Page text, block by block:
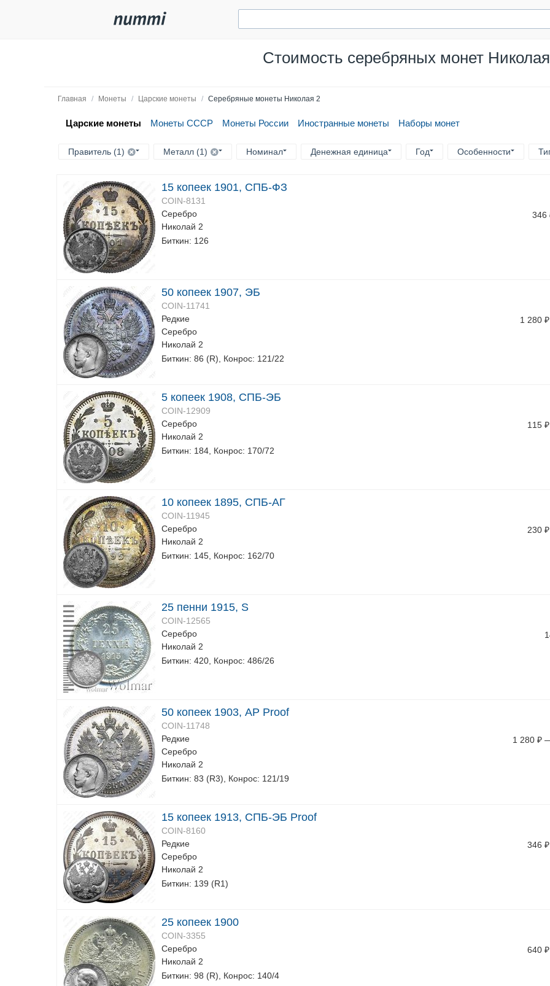
Стоимость серебряных монет
Главная / Монеты / Царские монеты / Серебряные монеты Николая 2
Царские монеты Монеты СССР Монеты России Иностранные монеты Наборы монет
Правитель (1) Металл (1) Номинал Денежная единица Год Особенности
15 копеек 1901, СПБ-ФЗ
COIN-8131
Серебро
Николай 2
Биткин: 126
346
50 копеек 1907, ЭБ
COIN-11741
Редкие
Серебро
Николай 2
Биткин: 86 (R), Конрос: 121/22
1 280 ₽
5 копеек 1908, СПБ-ЭБ
COIN-12909
Серебро
Николай 2
Биткин: 184, Конрос: 170/72
115 ₽
10 копеек 1895, СПБ-АГ
COIN-11945
Серебро
Николай 2
Биткин: 145, Конрос: 162/70
230 ₽
25 пенни 1915, S
COIN-12565
Серебро
Николай 2
Биткин: 420, Конрос: 486/26
50 копеек 1903, АР Proof
COIN-11748
Редкие
Серебро
Николай 2
Биткин: 83 (R3), Конрос: 121/19
1 280 ₽
15 копеек 1913, СПБ-ЭБ Proof
COIN-8160
Редкие
Серебро
Николай 2
Биткин: 139 (R1)
346 ₽
25 копеек 1900
COIN-3355
Серебро
Николай 2
Биткин: 98 (R), Конрос: 140/4
640 ₽